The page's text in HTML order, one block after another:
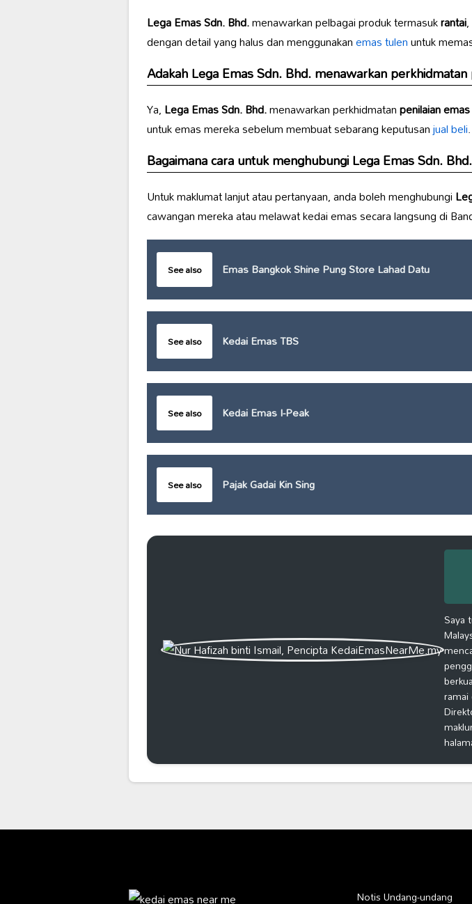
Lega Emas Sdn. Bhd.menawarkan pelbagai produk termasukrantai,
dengan detail yang halus dan menggunakanemas tulenuntuk
AdakahLega Emas Sdn. Bhd.menawarkan perkhidmatan
Ya,Lega Emas Sdn. Bhd.menawarkan perkhidmatanpenilaian emas
untuk emas mereka sebelum membuat sebarang keputusanjual beli.
Bagaimana cara untuk menghubungiLega Emas Sdn. Bhd.
Untuk maklumat lanjut atau pertanyaan, anda boleh menghubungi
cawangan mereka atau melawat kedai emas secara langsung di
See also Emas Bangkok Shine Pung Store Lahad Datu
See also Kedai Emas TBS
See also Kedai Emas I-Peak
See also Pajak Gadai Kin Sing
Saya
Notis Undang-undang